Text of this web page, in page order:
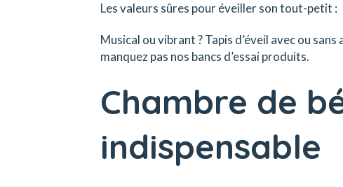
Les valeurs sûres pour éveiller son tout-petit :
Musical ou vibrant ? Tapis d’éveil avec ou
manquez pas nos bancs d’essai produits.
Chambre de
indispensable